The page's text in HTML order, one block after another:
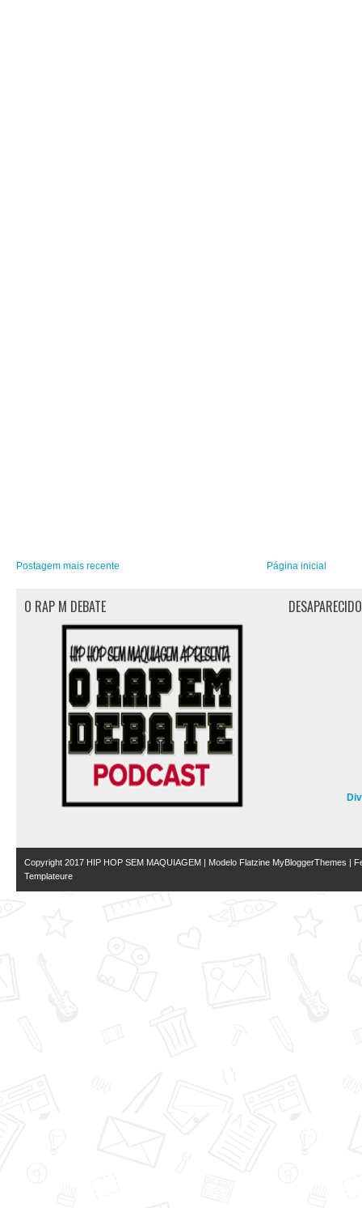
Postagem mais recente Página inicial
O RAP M DEBATE
Copyright 2017 HIP HOP SEM MAQUIAGEM | Modelo Flatzine MyBloggerThemes |
Templateure